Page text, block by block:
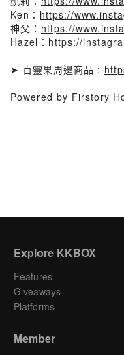
Ken： https://
神父： https://
Hazel： https://
➤ 百靈果周邊商品 :
Powered by Firstory
Explore KKBOX
Features
Giveaways
Platforms
Member